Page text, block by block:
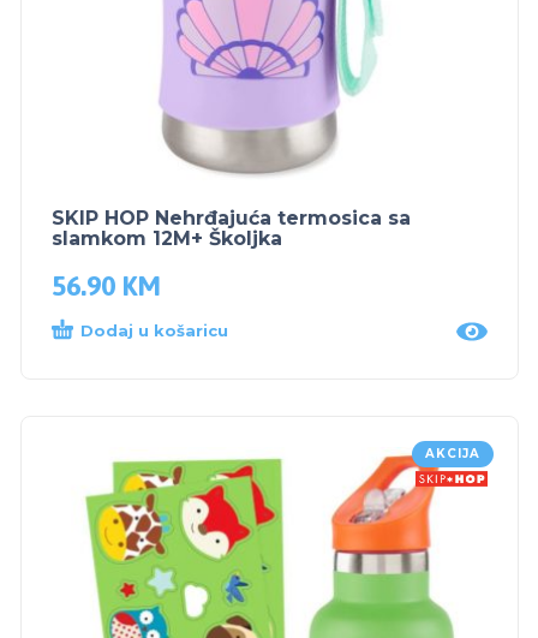
SKIP HOP Nehrđajuća termosica sa
slamkom 12M+ Školjka
56.90 KM
Dodaj u košaricu
AKCIJA